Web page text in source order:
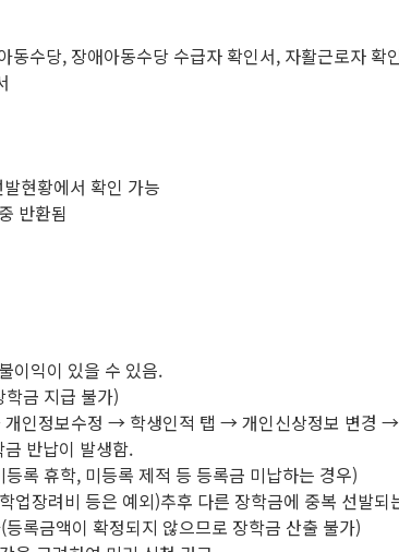
수당, 장애아동수당 수급자 확인서, 자활근로자 확
현황에서 확인 가능
반환됨
이익이 있을 수 있음.
금 지급 불가)
인정보수정 → 학생인적 탭 → 개인신상정보 변경 →
반납이 발생함.
록 휴학, 미등록 제적 등 등록금 미납하는 경우)
장려비 등은 예외)추후 다른 장학금에 중복 선발
록금액이 확정되지 않으므로 장학금 산출 불가)